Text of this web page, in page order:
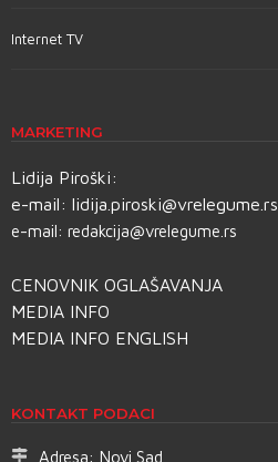
Internet TV
MARKETING
Lidija Piroški:
e-mail: lidija.piroski@vrelegume.rs
e-mail: redakcija@vrelegume.rs
CENOVNIK OGLAŠAVANJA
MEDIA INFO
MEDIA INFO ENGLISH
KONTAKT PODACI
Adresa: Novi Sad